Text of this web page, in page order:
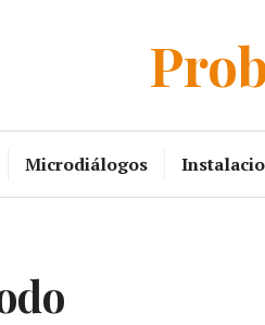
Microdiálogos